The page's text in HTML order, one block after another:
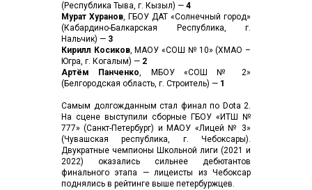
(Республика Тыва, г. Кызыл) — 4
Мурат Хуранов, ГБОУ ДАТ «Солнечный город»
(Кабардино-Балкарская Республика, г.
Нальчик) — 3
Кирилл Косиков, МАОУ «СОШ № 10» (ХМАО –
Югра, г. Когалым) — 2
Артём Панченко, МБОУ «СОШ № 2»
(Белгородская область, г. Строитель) — 1
Самым долгожданным стал финал по Dota 2.
На сцене выступили сборные ГБОУ «ИТШ №
777» (Санкт-Петербург) и МАОУ «Лицей № 3»
(Чувашская республика, г. Чебоксары).
Двукратные чемпионы Школьной лиги (2021 и
2022) оказались сильнее дебютантов
финального этапа — лицеисты из Чебоксар
поднялись в рейтинге выше петербуржцев.